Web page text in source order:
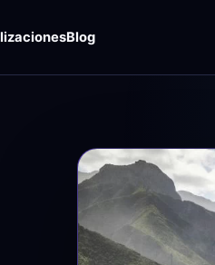
Blog